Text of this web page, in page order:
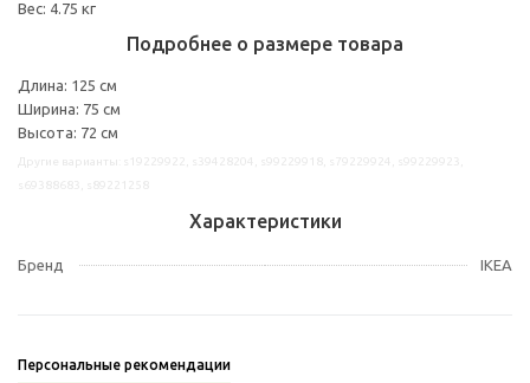
Вес: 4.75 кг
Подробнее о размере товара
Длина: 125 см
Ширина: 75 см
Высота: 72 см
Характеристики
Бренд IKEA
Персональные рекомендации